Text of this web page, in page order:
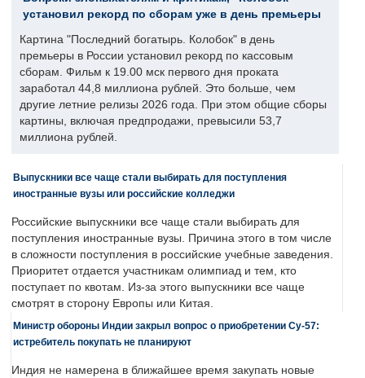
установил рекорд по сборам уже в день премьеры
Картина "Последний богатырь. Колобок" в день
премьеры в России установил рекорд по кассовым
сборам. Фильм к 19.00 мск первого дня проката
заработал 44,8 миллиона рублей. Это больше, чем
другие летние релизы 2026 года. При этом общие сборы
картины, включая предпродажи, превысили 53,7
миллиона рублей.
Выпускники все чаще стали выбирать для поступления
иностранные вузы или российские колледжи
Российские выпускники все чаще стали выбирать для
поступления иностранные вузы. Причина этого в том числе
в сложности поступления в российские учебные заведения.
Приоритет отдается участникам олимпиад и тем, кто
поступает по квотам. Из-за этого выпускники все чаще
смотрят в сторону Европы или Китая.
Министр обороны Индии закрыл вопрос о приобретении Су-57:
истребитель покупать не планируют
Индия не намерена в ближайшее время закупать новые